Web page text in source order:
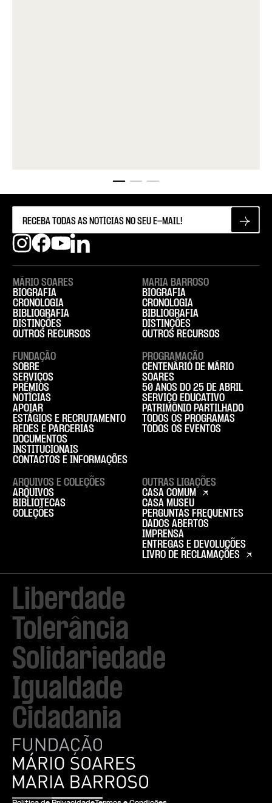
Liberdade
Tolerância
Solidariedade
Igualdade
Cidadania
MÁRIO SOARES
BIOGRAFIA
CRONOLOGIA
BIBLIOGRAFIA
DISTINÇÕES
OUTROS RECURSOS
MARIA BARROSO
BIOGRAFIA
CRONOLOGIA
BIBLIOGRAFIA
DISTINÇÕES
OUTROS RECURSOS
FUNDAÇÃO
SOBRE
SERVIÇOS
PRÉMIOS
NOTÍCIAS
APOIAR
ESTÁGIOS E RECRUTAMENTO
REDES E PARCERIAS
DOCUMENTOS
INSTITUCIONAIS
CONTACTOS E INFORMAÇÕES
PROGRAMAÇÃO
CENTENÁRIO DE MÁRIO
SOARES
50 ANOS DO 25 DE ABRIL
SERVIÇO EDUCATIVO
PATRIMÓNIO PARTILHADO
TODOS OS PROGRAMAS
TODOS OS EVENTOS
ARQUIVOS E COLEÇÕES
ARQUIVOS
BIBLIOTECAS
COLEÇÕES
OUTRAS LIGAÇÕES
CASA COMUM
CASA MUSEU
PERGUNTAS FREQUENTES
DADOS ABERTOS
IMPRENSA
ENTREGAS E DEVOLUÇÕES
LIVRO DE RECLAMAÇÕES